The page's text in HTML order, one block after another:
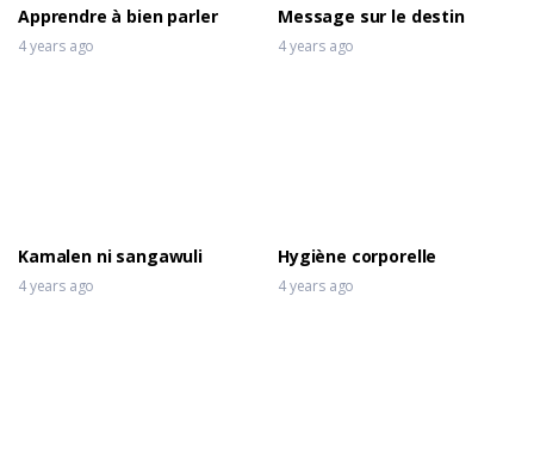
Apprendre à bien parler
4 years ago
Message sur le destin
4 years ago
Kamalen ni sangawuli
4 years ago
Hygiène corporelle
4 years ago